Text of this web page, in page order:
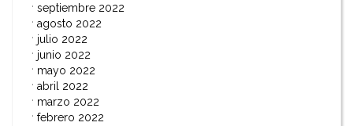
septiembre 2022
agosto 2022
julio 2022
junio 2022
mayo 2022
abril 2022
marzo 2022
febrero 2022